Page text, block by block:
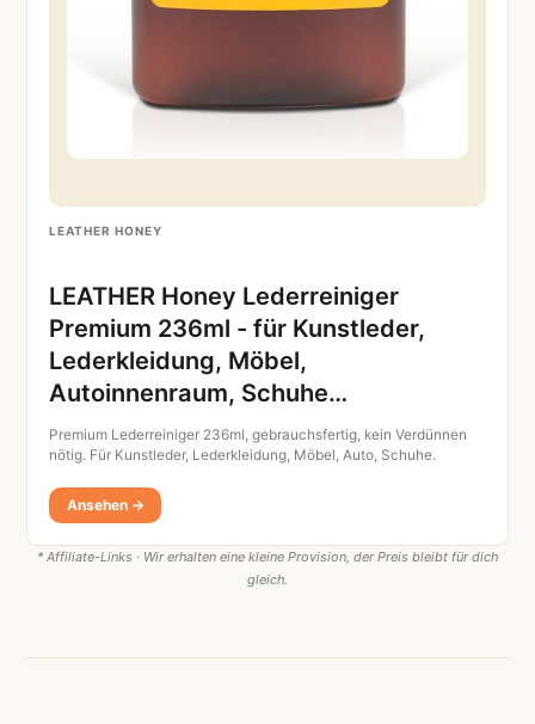
LEATHER HONEY
LEATHER Honey Lederreiniger
Premium 236ml - für Kunstleder,
Lederkleidung, Möbel,
Autoinnenraum, Schuhe…
Premium Lederreiniger 236ml, gebrauchsfertig, kein Verdünnen
nötig. Für Kunstleder, Lederkleidung, Möbel, Auto, Schuhe.
Ansehen →
* Affiliate-Links · Wir erhalten eine kleine Provision, der Preis bleibt für dich
gleich.